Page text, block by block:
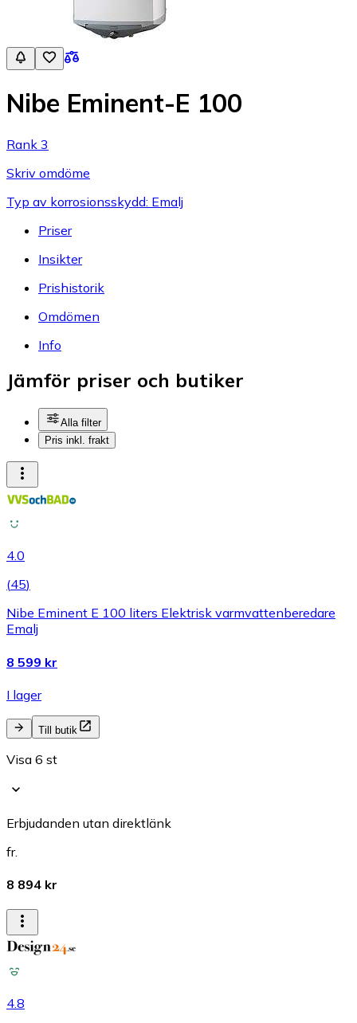
Nibe Eminent-E 100
Rank 3
Skriv omdöme
Typ av korrosionsskydd: Emalj
Priser
Insikter
Prishistorik
Omdömen
Info
Jämför priser och butiker
Alla filter
Pris inkl. frakt
4.0
(45)
Nibe Eminent E 100 liters Elektrisk varmvattenberedare
Emalj
8 599 kr
I lager
Till butik
Visa 6 st
Erbjudanden utan direktlänk
fr.
8 894 kr
4.8